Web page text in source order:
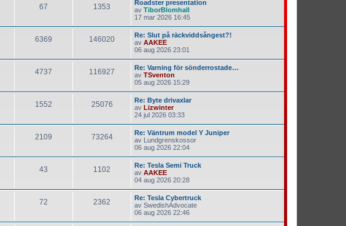
67 1353
Roadster presentation
av TiborBlomhall
17 mar 2026 16:45
6369 146020
Re: Slut på räckviddsångest?!
av AAKEE
06 aug 2026 23:01
4737 116927
Re: Varning för sönderrostade…
av TSventon
05 aug 2026 15:29
1552 25076
Re: Byte drivaxlar
av Lizwinter
24 jul 2026 03:33
2109 73264
Re: Väntrum model Y Juniper
av Lundgrenskossor
06 aug 2026 22:04
43 1102
Re: Tesla Semi Truck
av AAKEE
04 aug 2026 20:28
72 2362
Re: Tesla Cybertruck
av SwedishAdvocate
06 aug 2026 22:46